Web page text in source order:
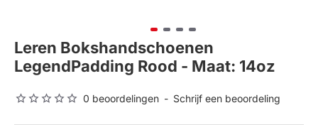
Leren Bokshandschoenen
LegendPadding Rood - Maat: 14oz
0 beoordelingen - Schrijf een beoordeling